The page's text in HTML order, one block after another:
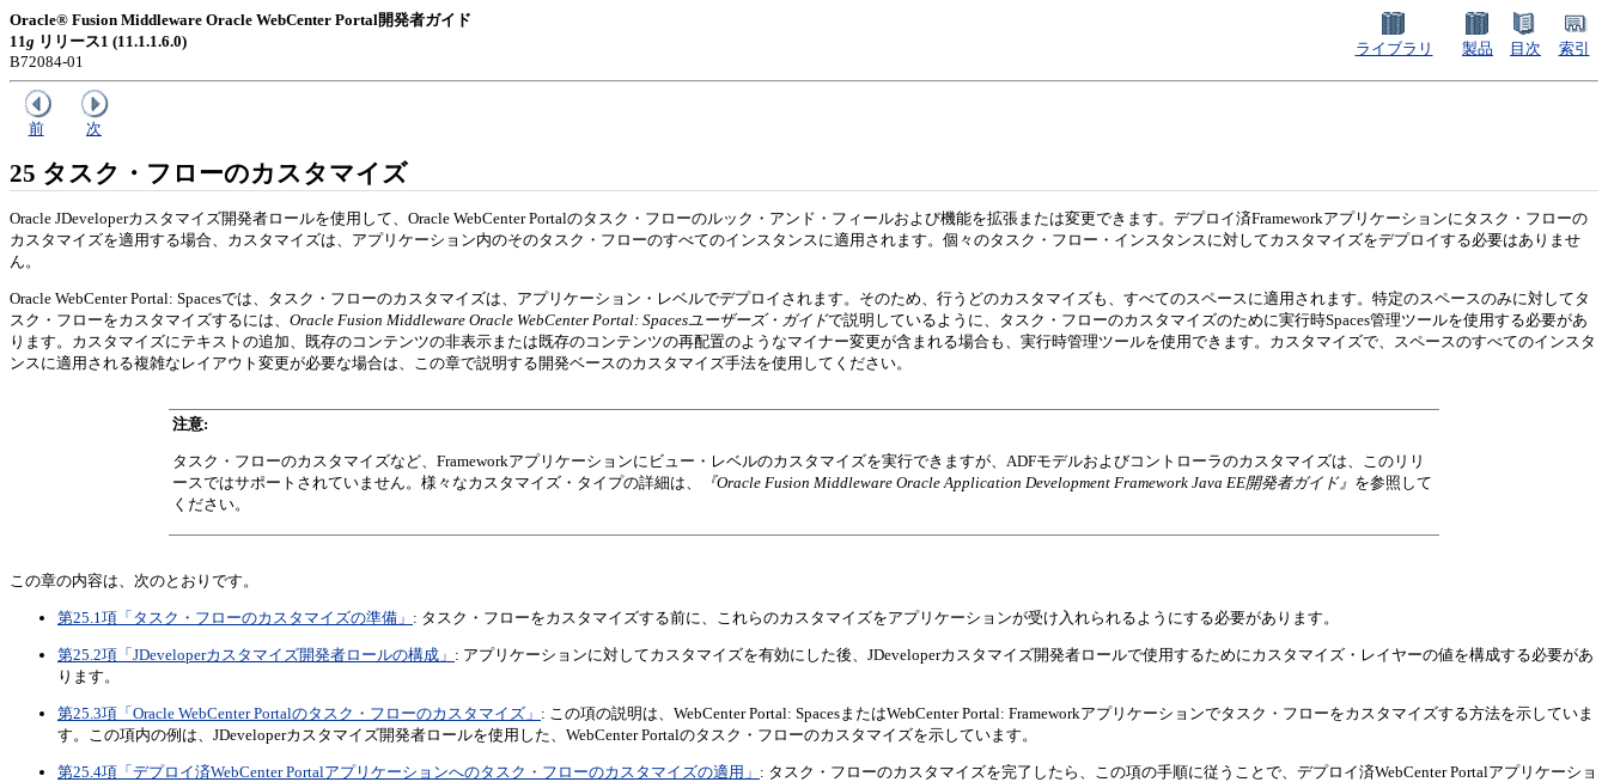
Oracle® Fusion Middleware Oracle WebCenter Portal開発者ガイド
11g リリース1 (11.1.1.6.0)
B72084-01
ライブラリ 製品 目次 索引
前 次
25 タスク・フローのカスタマイズ
Oracle JDeveloperカスタマイズ開発者ロールを使用して、Oracle WebCenter Portalのタスク・フローのルック・アンド・フィールおよび機能を拡張または変更できます。デプロイ済Frameworkアプリケーションにタスク・フローの
カスタマイズを適用する場合、カスタマイズは、アプリケーション内のそのタスク・フローのすべてのインスタンスに適用されます。個々のタスク・フロー・インスタンスに対してカスタマイズをデプロイする必要はありませ
ん。
Oracle WebCenter Portal: Spacesでは、タスク・フローのカスタマイズは、アプリケーション・レベルでデプロイされます。そのため、行うどのカスタマイズも、すべてのスペースに適用されます。特定のスペースのみに対してタ
スク・フローをカスタマイズするには、 Oracle Fusion Middleware Oracle WebCenter Portal: Spacesユーザーズ・ガイドで説明しているように、タスク・フローのカスタマイズのために実行時Spaces管理ツールを使用する必要があ
ります。カスタマイズにテキストの追加、既存のコンテンツの非表示または既存のコンテンツの再配置のようなマイナー変更が含まれる場合も、実行時管理ツールを使用できます。カスタマイズで、スペースのすべてのインスタ
ンスに適用される複雑なレイアウト変更が必要な場合は、この章で説明する開発ベースのカスタマイズ手法を使用してください。
注意:
タスク・フローのカスタマイズなど、Frameworkアプリケーションにビュー・レベルのカスタマイズを実行できますが、ADFモデルおよびコントローラのカスタマイズは、このリリ
ースではサポートされていません。様々なカスタマイズ・タイプの詳細は、
『Oracle Fusion Middleware Oracle Application Development Framework Java EE開発者ガイド』 を参照して
ください。
この章の内容は、次のとおりです。
第25.1項「タスク・フローのカスタマイズの準備」 : タスク・フローをカスタマイズする前に、これらのカスタマイズをアプリケーションが受け入れられるようにする必要があります。
第25.2項「JDeveloperカスタマイズ開発者ロールの構成」 : アプリケーションに対してカスタマイズを有効にした後、JDeveloperカスタマイズ開発者ロールで使用するためにカスタマイズ・レイヤーの値を構成する必要があ
ります。
第25.3項「Oracle WebCenter Portalのタスク・フローのカスタマイズ」 : この項の説明は、WebCenter Portal: SpacesまたはWebCenter Portal: Frameworkアプリケーションでタスク・フローをカスタマイズする方法を示していま
す。この項内の例は、JDeveloperカスタマイズ開発者ロールを使用した、WebCenter Portalのタスク・フローのカスタマイズを示しています。
第25.4項「デプロイ済WebCenter Portalアプリケーションへのタスク・フローのカスタマイズの適用」 : タスク・フローのカスタマイズを完了したら、この項の手順に従うことで、デプロイ済WebCenter Portalアプリケーショ